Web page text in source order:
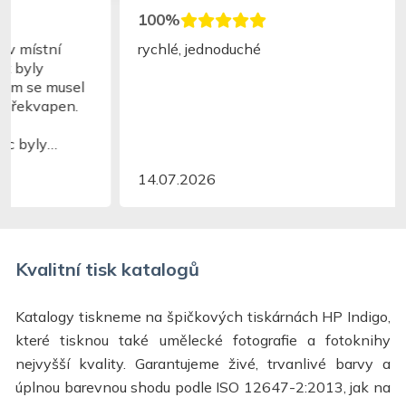
rychlé, jednoduché
Kvalitní tisk katalogů
Katalogy tiskneme na špičkových tiskárnách HP Indigo,
které tisknou také umělecké fotografie a fotoknihy
nejvyšší kvality. Garantujeme živé, trvanlivé barvy a
úplnou barevnou shodu podle ISO 12647-2:2013, jak na